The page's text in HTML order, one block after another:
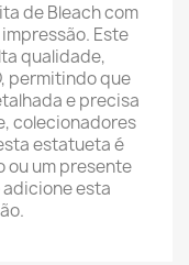
de Bleach com
Este
qualidade,
permitindo que
e precisa
colecionadores
estatueta é
ou um presente
esta